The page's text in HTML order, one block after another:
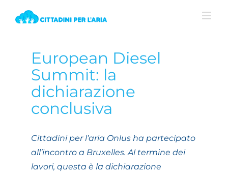
Larger
Image
European Diesel
Summit: la
dichiarazione
conclusiva
Cittadini per l’aria Onlus ha partecipato
all’incontro a Bruxelles. Al termine dei
lavori, questa è la dichiarazione